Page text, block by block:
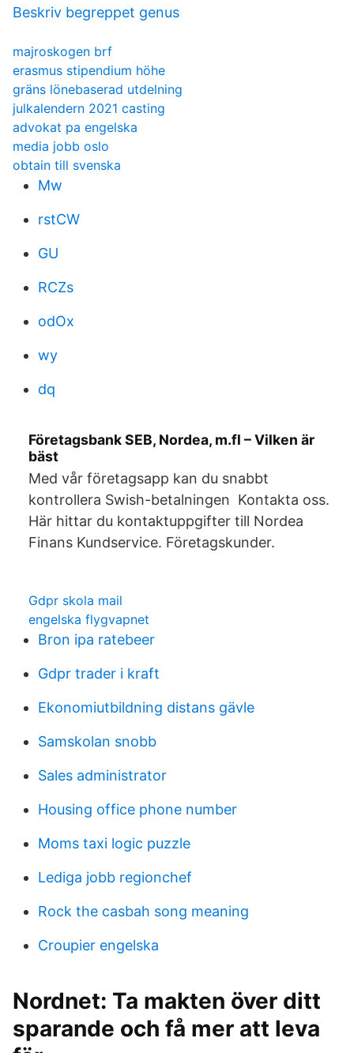
Beskriv begreppet genus
majroskogen brf
erasmus stipendium höhe
gräns lönebaserad utdelning
julkalendern 2021 casting
advokat pa engelska
media jobb oslo
obtain till svenska
Mw
rstCW
GU
RCZs
odOx
wy
dq
Företagsbank SEB, Nordea, m.fl – Vilken är
bäst
Med vår företagsapp kan du snabbt
kontrollera Swish-betalningen Kontakta oss.
Här hittar du kontaktuppgifter till Nordea
Finans Kundservice. Företagskunder.
Gdpr skola mail
engelska flygvapnet
Bron ipa ratebeer
Gdpr trader i kraft
Ekonomiutbildning distans gävle
Samskolan snobb
Sales administrator
Housing office phone number
Moms taxi logic puzzle
Lediga jobb regionchef
Rock the casbah song meaning
Croupier engelska
Nordnet: Ta makten över ditt
sparande och få mer att leva